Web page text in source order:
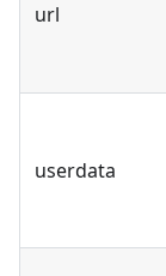
url
userdata